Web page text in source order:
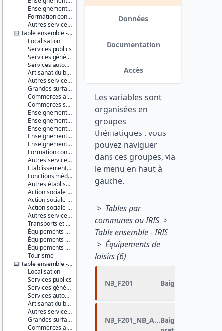
Enseignement supérieur universitaire
Formation continue
Autres services de l'éducation
Table ensemble - communes
Localisation
Services publics
Services généraux
Services automobiles
Artisanat du bâtiment
Autres services à la population
Grandes surfaces
Commerces alimentaires
Commerces spécialisés non alimentaires
Enseignement du premier degré
Enseignement du second degré premier cycle
Enseignement du second degré second cycle
Enseignement supérieur non universitaire
Enseignement supérieur universitaire
Formation continue
Autres services de l'éducation
Etablissements et services de santé
Fonctions médicales et para-médicales
Autres établissements et services à caractère sanitaire
Action sociale pour personnes âgées
Action sociale pour enfants en bas âge
Action sociale pour handicapés
Autres services d'action sociale
Transports et déplacements
Équipements sportifs
Équipements de loisirs
Équipements culturels et socioculturels
Tourisme
Table ensemble - IRIS
Localisation
Services publics
Services généraux
Services automobiles
Artisanat du bâtiment
Autres services à la population
Grandes surfaces
Commerces alimentaires
Série :
Base
permanente
des
équipements
(BPE)
Couverture
géographique :
France
métropolitaine
Guadeloupe
Martinique
Guyane
La
Réunion
Mayotte
Producteur :
INSEE
Diffuseur :
Progedo-
Adisp
Données
Documentation
Accès
Les variables sont
organisées en
groupes
thématiques : vous
pouvez naviguer
dans ces groupes, via
le menu en haut à
gauche.
> Tables par
communes ou IRIS >
Table ensemble - IRIS
> Équipements de
loisirs (6)
NB_F201 Baignade
NB_F201_NB_AIREJEUBaignade